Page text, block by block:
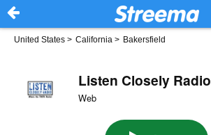
United States > California > Bakersfield
Listen Closely Radio
Web